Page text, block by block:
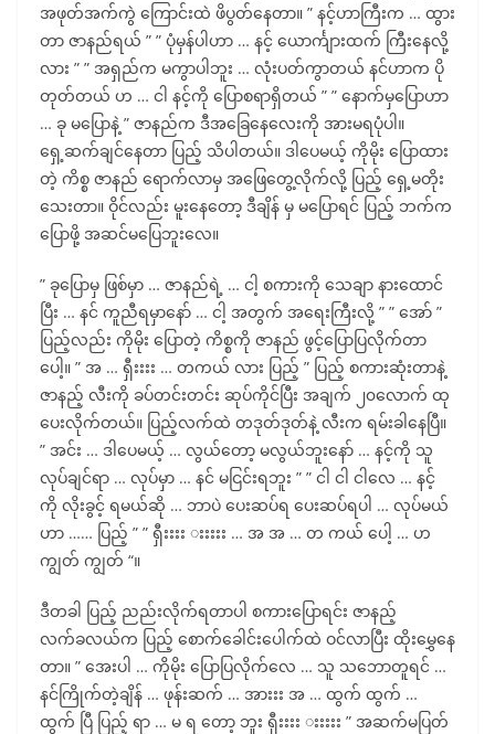
အဖုတ်အက်ကွဲ ကြောင်းထဲ ဖိပွတ်နေတာ။ ” နင့်ဟာကြီးက … ထွား
တာ ဇာနည်ရယ် ” ” ပုံမှန်ပါဟာ … နင့် ယောင်္ကျားထက် ကြီးနေလို့
လား ” ” အရှည်က မကွာပါဘူး … လုံးပတ်ကွာတယ် နင်ဟာက ပို
တုတ်တယ် ဟ … ငါ နင့်ကို ပြောစရာရှိတယ် ” ” နောက်မှပြောဟာ
… ခု မပြောနဲ့ ” ဇာနည်က ဒီအခြေနေလေးကို အားမရပုံပါ။
ရှေ့ဆက်ချင်နေတာ ပြည့် သိပါတယ်။ ဒါပေမယ့် ကိုမိုး ပြောထား
တဲ့ ကိစ္စ ဇာနည် ရောက်လာမှ အဖြေတွေ့လိုက်လို့ ပြည့် ရှေ့မတိုး
သေးတာ။ ဝိုင်လည်း မူးနေတော့ ဒီချိန် မှ မပြောရင် ပြည့် ဘက်က
ပြောဖို့ အဆင်မပြေဘူးလေ။
” ခုပြောမှ ဖြစ်မှာ … ဇာနည်ရဲ့ … ငါ့ စကားကို သေချာ နားထောင်
ပြီး … နင် ကူညီရမှာနော် … ငါ့ အတွက် အရေးကြီးလို့ ” ” အော် ”
ပြည့်လည်း ကိုမိုး ပြောတဲ့ ကိစ္စကို ဇာနည် ဖွင့်ပြောပြလိုက်တာ
ပေါ့။ ” အ … ရှီးးးး … တကယ် လား ပြည့် ” ပြည့် စကားဆုံးတာနဲ့
ဇာနည့် လီးကို ခပ်တင်းတင်း ဆုပ်ကိုင်ပြီး အချက် ၂၀လောက် ထု
ပေးလိုက်တယ်။ ပြည့်လက်ထဲ တဒုတ်ဒုတ်နဲ့ လီးက ရမ်းခါနေပြီ။
” အင်း … ဒါပေမယ့် … လွယ်တော့ မလွယ်ဘူးနော် … နင့်ကို သူ
လုပ်ချင်ရာ … လုပ်မှာ … နင် မငြင်းရဘူး ” ” ငါ ငါ ငါလေ … နင့်
ကို လိုးခွင့် ရမယ်ဆို … ဘာပဲ ပေးဆပ်ရ ပေးဆပ်ရပါ … လုပ်မယ်
ဟာ …… ပြည့် ” ” ရှီးးးး းးးးး … အ အ … တ ကယ် ပေါ့ … ဟ
ကျွတ် ကျွတ် “။
ဒီတခါ ပြည့် ညည်းလိုက်ရတာပါ စကားပြောရင်း ဇာနည့်
လက်ခလယ်က ပြည့် စောက်ခေါင်းပေါက်ထဲ ဝင်လာပြီး ထိုးမွှေနေ
တာ။ ” အေးပါ … ကိုမိုး ပြောပြလိုက်လေ … သူ သဘောတူရင် …
နင်ကြိုက်တဲ့ချိန် … ဖုန်းဆက် … အားးး အ … ထွက် ထွက် …
ထွက် ပြီ ပြည့် ရာ … မ ရ တော့ ဘူး ရှီးးးး းးးးး ” အဆက်မပြတ်